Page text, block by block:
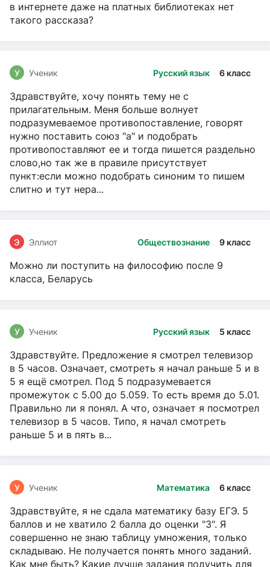
в интернете даже на платных библиотеках нет
такого рассказа?
Русский язык 6 класс
У Ученик
Здравствуйте, хочу понять тему не с
прилагательным. Меня больше волнует
подразумеваемое противопоставление, говорят
нужно поставить союз "а" и подобрать
противопоставляют ее и тогда пишется раздельно
слово,но так же в правиле присутствует
пункт:если можно подобрать синоним то пишем
слитно и тут нера...
Обществознание 9 класс
Э Эллиот
Можно ли поступить на философию после 9
класса, Беларусь
Русский язык 5 класс
У Ученик
Здравствуйте. Предложение я смотрел телевизор
в 5 часов. Означает, смотреть я начал раньше 5 и в
5 я ещё смотрел. Под 5 подразумевается
промежуток с 5.00 до 5.059. То есть время до 5.01.
Правильно ли я понял. А что, означает я посмотрел
телевизор в 5 часов. Типо, я начал смотреть
раньше 5 и в пять в...
Математика 6 класс
У Ученик
Здравствуйте, я не сдала математику базу ЕГЭ. 5
баллов и не хватило 2 балла до оценки "3". Я
совершенно не знаю таблицу умножения, только
складываю. Не получается понять много заданий.
Как мне быть? Какие лучше задания подучить для